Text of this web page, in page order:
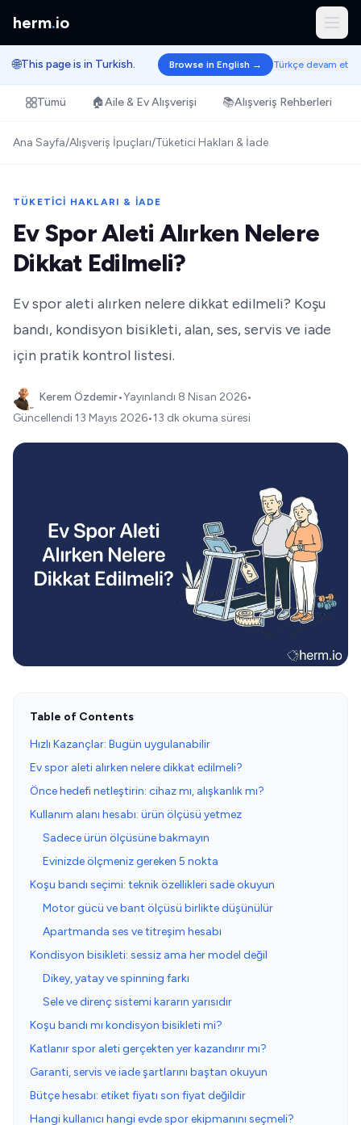
herm.io
🌐This page is in Turkish. Browse in English → Türkçe devam et
Tümü 🏠Aile & Ev Alışverişi 📚Alışveriş Rehberleri
Ana Sayfa/Alışveriş İpuçları/Tüketici Hakları & İade
TÜKETICI HAKLARI & İADE
Ev Spor Aleti Alırken Nelere
Dikkat Edilmeli?
Ev spor aleti alırken nelere dikkat edilmeli? Koşu
bandı, kondisyon bisikleti, alan, ses, servis ve iade
için pratik kontrol listesi.
Kerem Özdemir•Yayınlandı 8 Nisan 2026•
Güncellendi13 Mayıs 2026•13 dk okuma süresi
Table of Contents
Hızlı Kazançlar: Bugün uygulanabilir
Ev spor aleti alırken nelere dikkat edilmeli?
Önce hedefi netleştirin: cihaz mı, alışkanlık mı?
Kullanım alanı hesabı: ürün ölçüsü yetmez
Sadece ürün ölçüsüne bakmayın
Evinizde ölçmeniz gereken 5 nokta
Koşu bandı seçimi: teknik özellikleri sade okuyun
Motor gücü ve bant ölçüsü birlikte düşünülür
Apartmanda ses ve titreşim hesabı
Kondisyon bisikleti: sessiz ama her model değil
Dikey, yatay ve spinning farkı
Sele ve direnç sistemi kararın yarısıdır
Koşu bandı mı kondisyon bisikleti mi?
Katlanır spor aleti gerçekten yer kazandırır mı?
Garanti, servis ve iade şartlarını baştan okuyun
Bütçe hesabı: etiket fiyatı son fiyat değildir
Hangi kullanıcı hangi evde spor ekipmanını seçmeli?